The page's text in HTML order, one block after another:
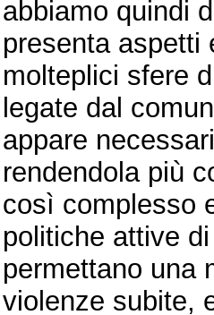
abbiamo quindi
presenta aspetti
molteplici sfere
legate dal
appare
rendendola più
così complesso
politiche attive
permettano una
violenze subite,